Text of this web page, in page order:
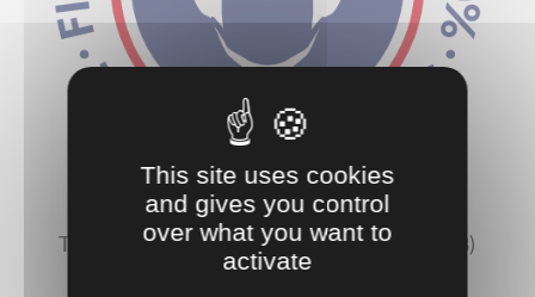
Tissu Français Fabriqué dans les Vosges (88)
This site uses cookies
and gives you control
over what you want to
activate